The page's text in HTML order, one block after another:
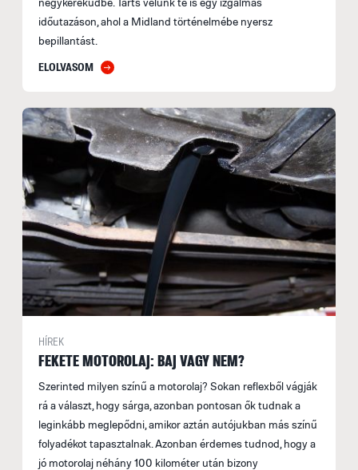
időutazáson, ahol a Midland történelmébe nyersz
bepillantást.
ELOLVASOM
HÍREK
FEKETE MOTOROLAJ: BAJ VAGY NEM?
Szerinted milyen színű a motorolaj? Sokan reflexből vágják
rá a választ, hogy sárga, azonban pontosan ők tudnak a
leginkább meglepődni, amikor aztán autójukban más színű
folyadékot tapasztalnak. Azonban érdemes tudnod, hogy a
jó motorolaj néhány 100 kilométer után bizony